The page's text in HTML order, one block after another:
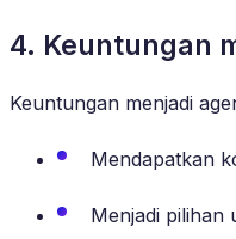
4. Keuntungan
Keuntungan menjadi
Mendapatkan
Menjadi pilihan